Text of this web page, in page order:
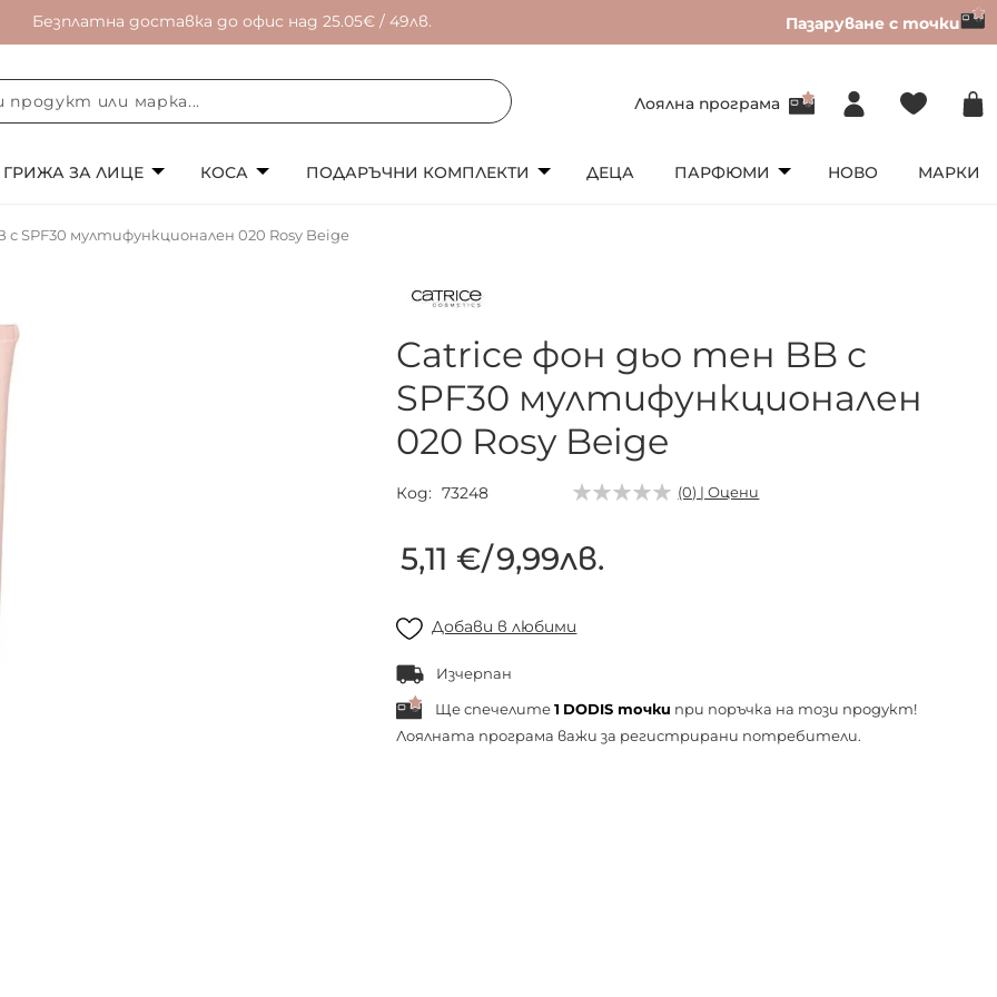
Безплатна доставка до офис над 25.05€ / 49лв. Пазаруване с точки
Лоялна програма
ГРИЖА ЗА ЛИЦЕ КОСА ПОДАРЪЧНИ КОМПЛЕКТИ ДЕЦА ПАРФЮМИ НОВО МАРКИ
SPF30 мултифункционален 020 Rosy Beige
Catrice фон дьо тен BB с
SPF30 мултифункционален
020 Rosy Beige
Код 73248 (0) | Оцени
5,11 €/9,99лв.
Добави в любими
Изчерпан
Ще спечелите 1 DODIS точки при поръчка на този продукт!
Лоялната програма важи за регистрирани потребители.